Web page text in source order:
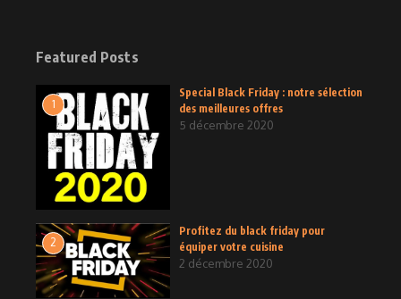
Featured Posts
1
Special Black Friday : notre sélection
des meilleures offres
5 décembre 2020
2
Profitez du black friday pour
équiper votre cuisine
2 décembre 2020